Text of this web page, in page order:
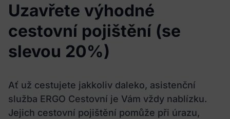
Uzavřete výhodné
cestovní pojištění (se
slevou 20%)
Ať už cestujete jakkoliv daleko, asistenční
služba ERGO Cestovní je Vám vždy nablízku.
Jejich cestovní pojištění pomůže při úrazu,